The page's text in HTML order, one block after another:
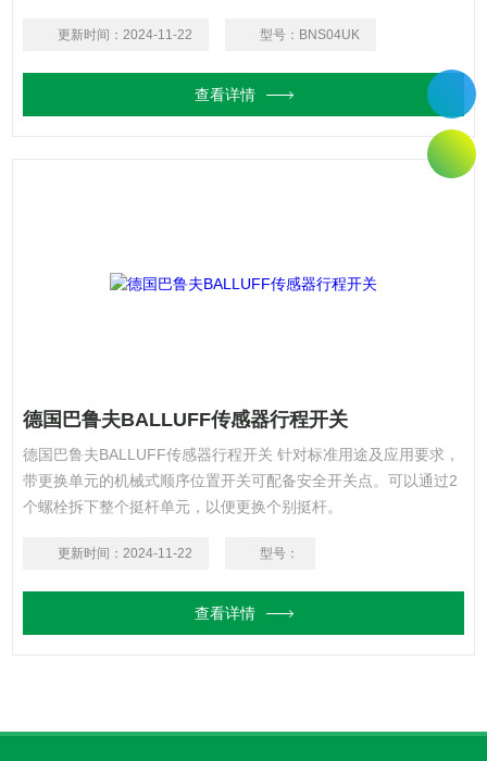
更新时间： 2024-11-22 型号： BNS04UK
查看详情
德国巴鲁夫BALLUFF传感器行程开关
德国巴鲁夫BALLUFF传感器行程开关 针对标准用途及应用要求，
带更换单元的机械式顺序位置开关可配备安全开关点。可以通过2
个螺栓拆下整个挺杆单元，以便更换个别挺杆。
更新时间： 2024-11-22 型号：
查看详情